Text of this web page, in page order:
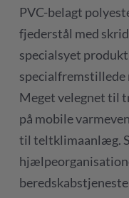
PVC-belagt
fjederstål med
specialsyet
Meget velegnet til
på mobile
til teltklimaanlæg.